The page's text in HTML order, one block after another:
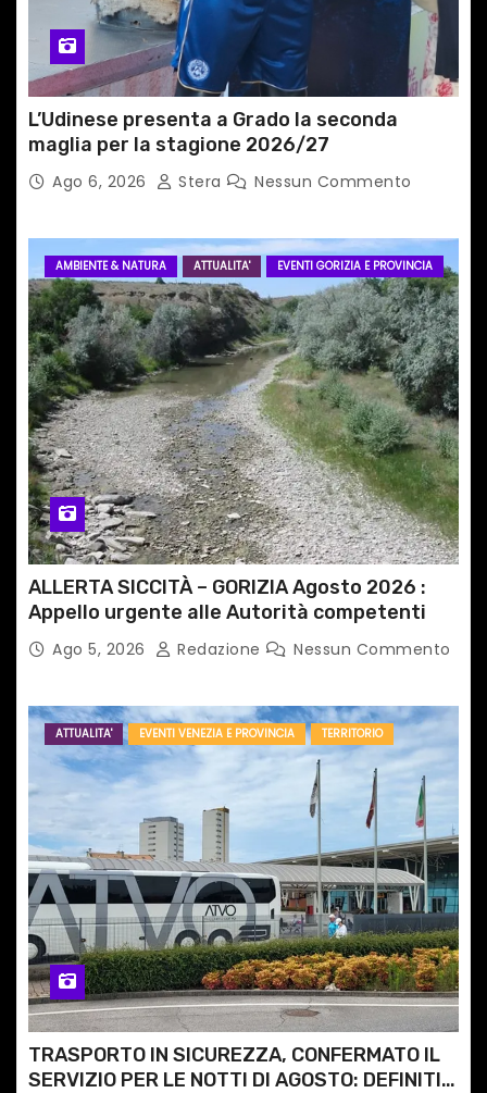
c
o
l
i
L’Udinese presenta a Grado la seconda
maglia per la stagione 2026/27
Ago 6, 2026 Stera Nessun Commento
AMBIENTE & NATURA ATTUALITA' EVENTI GORIZIA E PROVINCIA
ALLERTA SICCITÀ – GORIZIA Agosto 2026 :
Appello urgente alle Autorità competenti
Ago 5, 2026 Redazione Nessun Commento
ATTUALITA' EVENTI VENEZIA E PROVINCIA TERRITORIO
TRASPORTO IN SICUREZZA, CONFERMATO IL
SERVIZIO PER LE NOTTI DI AGOSTO: DEFINITI